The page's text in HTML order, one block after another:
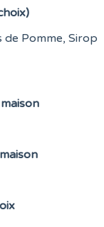
de Pomme, Sirop